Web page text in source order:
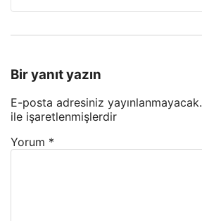
Bir yanıt yazın
E-posta adresiniz yayınlanmayacak.
ile işaretlenmişlerdir
Yorum *